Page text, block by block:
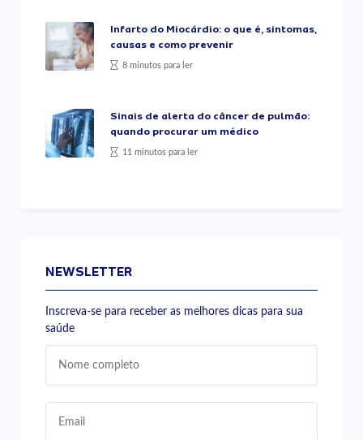
Infarto do Miocárdio: o que é, sintomas,
causas e como prevenir
8 minutos para ler
Sinais de alerta do câncer de pulmão:
quando procurar um médico
11 minutos para ler
NEWSLETTER
Inscreva-se para receber as melhores dicas para sua
saúde